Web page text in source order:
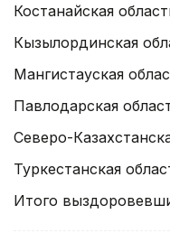
Костанайская
Кызылординская
Мангистауская
Павлодарская
Северо-
Туркестанская
Итого